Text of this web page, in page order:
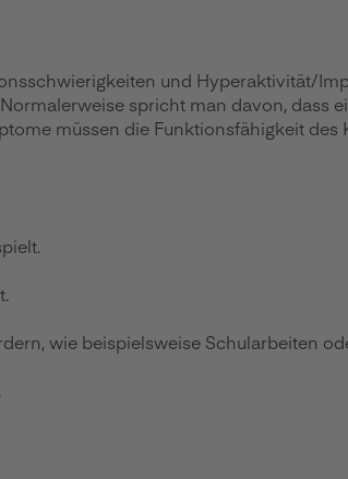
und Hyperaktivität/
spricht man davon, dass
müssen die Funktionsfähigkeit des
wie beispielsweise Schularbeiten